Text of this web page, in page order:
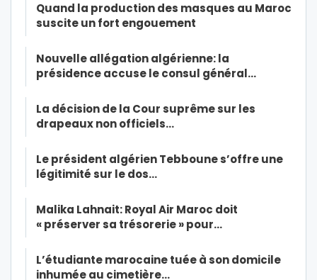
Quand la production des masques au Maroc
suscite un fort engouement
Nouvelle allégation algérienne: la
présidence accuse le consul général…
La décision de la Cour suprême sur les
drapeaux non officiels…
Le président algérien Tebboune s’offre une
légitimité sur le dos…
Malika Lahnait: Royal Air Maroc doit
« préserver sa trésorerie » pour…
L’étudiante marocaine tuée à son domicile
inhumée au cimetière…